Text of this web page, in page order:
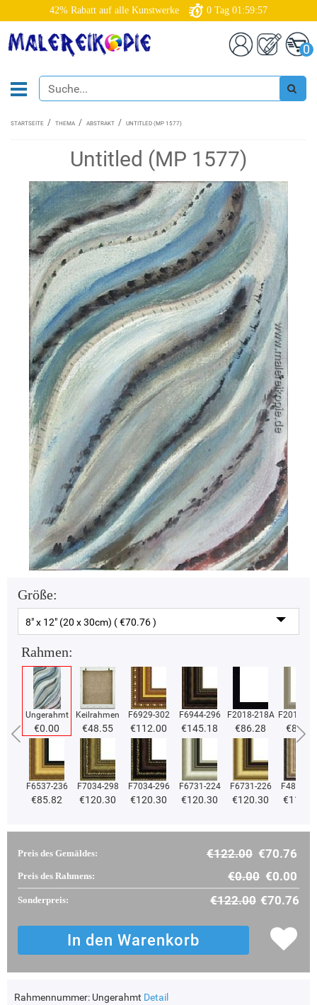
42% Rabatt auf alle Kunstwerke 0 Tag 01:59:56
0
STARTSEITE THEMA ABSTRAKT UNTITLED (MP 1577)
Untitled (MP 1577)
Größe:
8" x 12" (20 x 30cm) ( €70.76 )
Rahmen:
Ungerahmt
€0.00
Keilrahmen
€48.55
F6929-302
€112.00
F6944-296
€145.18
F2018-218A
€86.28
F2018-
€86.28
F6537-236
€85.82
F7034-298
€120.30
F7034-296
€120.30
F6731-224
€120.30
F6731-226
€120.30
F4827-
Preis des Gemäldes: €122.00 €70.76
Preis des Rahmens: €0.00 €0.00
Sonderpreis: €122.00 €70.76
Rahmennummer: Ungerahmt Detail